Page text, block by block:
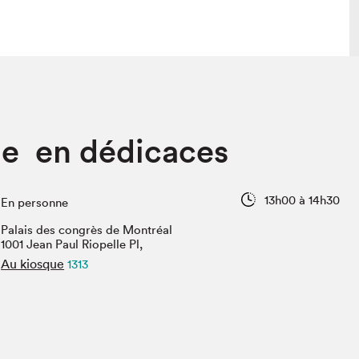
Hydro-Québec
Programmation dans la ville
Vidéos et balados
en dédicaces
En personne
13h00 à 14h30
Palais des congrès de Montréal
1001 Jean Paul Riopelle Pl,
Au kiosque 1313